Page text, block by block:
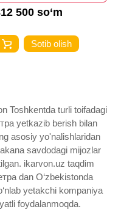
500 so‘m
Sotib olish
Toshkentda turli toifadagi
yetkazib berish bilan
asosiy yo'nalishlaridan
savdodagi mijozlar
ikarvon.uz taqdim
dan O‘zbekistonda
yetakchi kompaniya
foydalanmoqda.